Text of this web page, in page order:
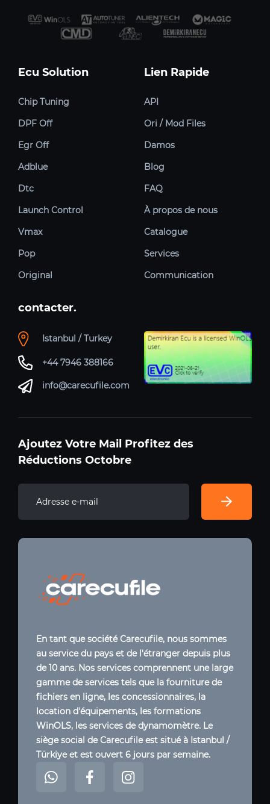
Ecu Solution
Chip Tuning
DPF Off
Egr Off
Adblue
Dtc
Launch Control
Vmax
Pop
Original
Lien Rapide
API
Ori / Mod Files
Damos
Blog
FAQ
À propos de nous
Catalogue
Services
Communication
contacter.
Istanbul / Turkey
+44 7946 388166
info@carecufile.com
Ajoutez Votre Mail Profitez des
Réductions Octobre
En tant que société Carecufile, nous sommes
au service du pays et de l'étranger depuis plus
de 10 ans. Nos services comprennent une large
gamme de services tels que la fourniture de
fichiers en ligne, les concessionnaires, la
location d'équipements, les formations
WinOLS, les services de dynamomètre. Le
siège social de Carecufile est situé à Istanbul /
Türkiye et est ouvert 6 jours par semaine.